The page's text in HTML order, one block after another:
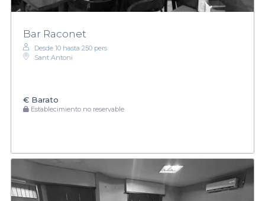
Bar Raconet
Desde 10 hasta 250 pers.
Sant Antoni
€ Barato
Establecimiento no reservable